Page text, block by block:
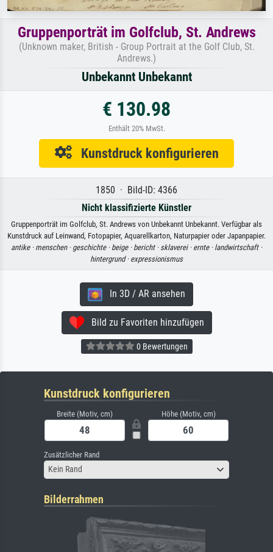
Gruppenporträt im Golfclub, St. Andrews
(Unknown maker, British - Group Portrait at the Golf Club, St.
Andrews.)
Unbekannt Unbekannt
€ 130.98
Enthält 20% MwSt.
Kunstdruck konfigurieren
1850 · Bild-ID: 4366
Nicht klassifizierte Künstler
Gruppenporträt im Golfclub, St. Andrews von Unbekannt Unbekannt. Verfügbar als
Kunstdruck auf Leinwand, Fotopapier, Aquarellkarton, Naturpapier oder Japanpapier.
antike · menschen · geschichte · beige · bericht · sklaverei · ernte · landwirtschaft ·
hintergrund · expressionismus
In 3D / AR ansehen
Bild zu Favoriten hinzufügen
0 Bewertungen
Kunstdruck konfigurieren
Breite (Motiv, cm) Höhe (Motiv, cm)
Zusätzlicher Rand
Kein Rand
Bilderrahmen